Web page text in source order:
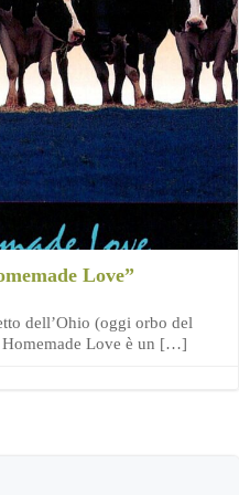
Love”
dell’Ohio (oggi orbo del
Homemade Love è un […]